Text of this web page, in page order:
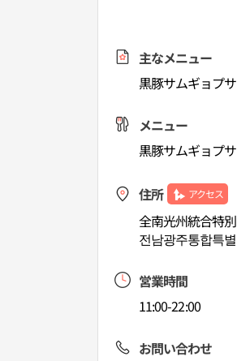
主なメニュー
黒豚サムギョプ
メニュー
黒豚サムギョプ
住所 アクセス
全南光州統合特
전남광주통합특
営業時間
11:00-22:00
お問い合わせ